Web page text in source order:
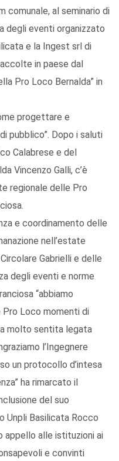
comunale, al seminario di
degli eventi organizzato
e la Ingest srl di
in paese dal
Pro Loco Bernalda” in
progettare e
pubblico”. Dopo i saluti
Calabrese e del
Vincenzo Galli, c’è
regionale delle Pro
e coordinamento delle
nell’estate
Gabrielli e delle
degli eventi e norme
“abbiamo
Loco momenti di
molto sentita legata
l’Ingegnere
un protocollo d’intesa
ha rimarcato il
del suo
Unpli Basilicata Rocco
appello alle istituzioni ai
e convinti